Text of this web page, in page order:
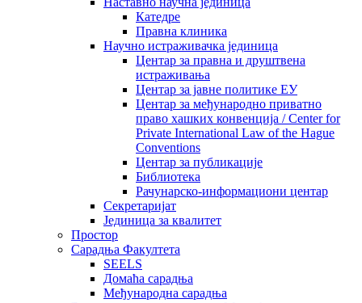
Катедре
Правна клиника
Научно истраживачка јединица
Центар за правна и друштвена
истраживања
Центар за јавне политике ЕУ
Центар за међународно приватно
право хашких конвенција / Center for
Private International Law of the Hague
Conventions
Центар за публикације
Библиотека
Рачунарско-информациони центар
Секретаријат
Јединица за квалитет
Простор
Сарадња Факултета
SEELS
Домаћа сарадња
Међународна сарадња